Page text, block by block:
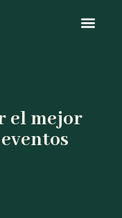
el mejor